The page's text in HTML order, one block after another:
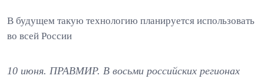
В будущем такую технологию планируется использовать
во всей России
10 июня. ПРАВМИР. В восьми российских регионах